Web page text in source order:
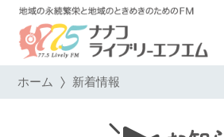
ホーム 新着情報